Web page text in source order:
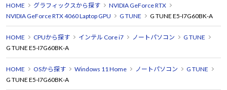
HOME グラフィックスから探す
NVIDIA GeForce RTX
NVIDIA GeForce RTX 4060 Laptop GPU
G TUNE G TUNE E5-I7G60BK-A
HOME CPUから探す インテル Core i7 ノートパソコン
G TUNE
G TUNE E5-I7G60BK-A
HOME OSから探す Windows 11 Home ノートパソコン
G TUNE
G TUNE E5-I7G60BK-A